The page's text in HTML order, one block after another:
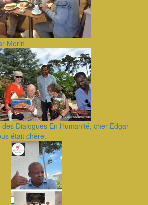
Morin
Dialogues En Humanité, cher Edgar
était chère.